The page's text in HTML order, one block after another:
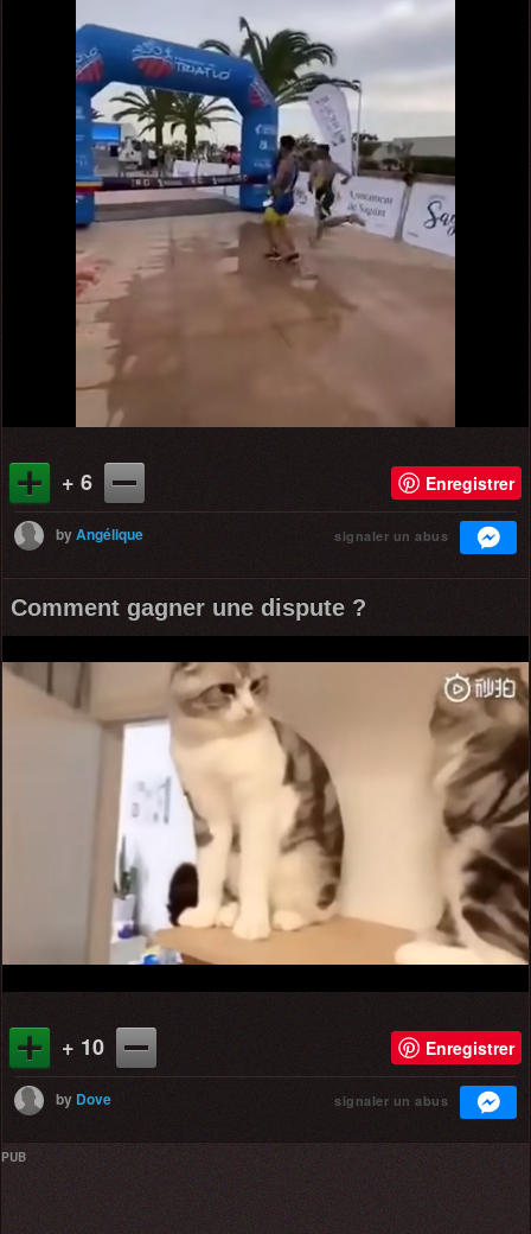
+ 6 Enregistrer
byAngélique signaler un abus
Comment gagner une dispute ?
+ 10 Enregistrer
by Dove signaler un abus
PUB